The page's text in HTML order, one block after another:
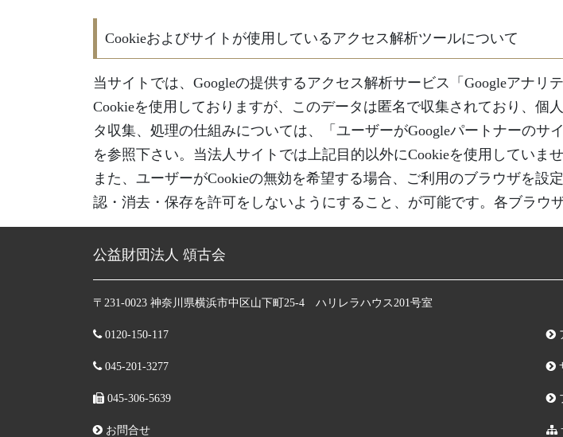
Cookieおよびサイトが使用しているアクセス解析ツールについて
当サイトでは、Googleの提供するアクセス解析サービス「Googleアナ
Cookieを使用しておりますが、このデータは匿名で収集されており、個
タ収集、処理の仕組みについては、「ユーザーがGoogleパートナーの
を参照下さい。当法人サイトでは上記目的以外にCookieを使用していませ
また、ユーザーがCookieの無効を希望する場合、ご利用のブラウザを設
認・消去・保存を許可をしないようにすること、が可能です。各ブラウ
公益財団法人 頌古会
〒231-0023 神奈川県横浜市中区山下町25-4 ハリレラハウス201号室
0120-150-117
045-201-3277
045-306-5639
お問合せ